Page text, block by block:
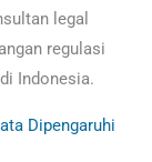
legal
regulasi
Indonesia.
Dipengaruhi